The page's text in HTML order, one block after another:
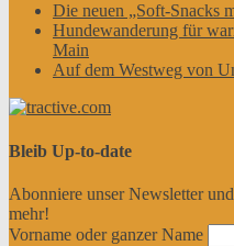
Die neuen „Soft-Snacks
Hundewanderung für
Main
Auf dem Westweg von
Bleib Up-to-date
Abonniere unser Newsletter
mehr!
Vorname oder ganzer Name